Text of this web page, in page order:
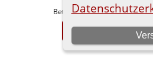
Betreut vonFlorian Wiedner. |
Zur Desktop-